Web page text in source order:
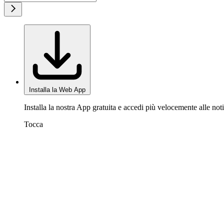
Installa la Web App
Installa la nostra App gratuita e accedi più velocemente alle
Tocca